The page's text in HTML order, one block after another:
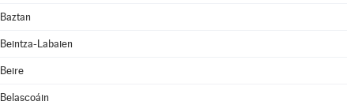
Baztan
Beintza-Labaien
Beire
Belascoáin